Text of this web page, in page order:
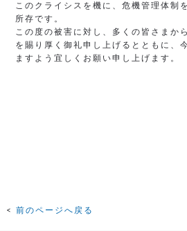
このクライシスを機に、危機管理体制
所存です。
この度の被害に対し、多くの皆さまか
を賜り厚く御礼申し上げるとともに、
ますよう宜しくお願い申し上げます。
前のページへ戻る